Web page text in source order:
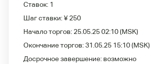
Ставок: 1
Шаг ставки:¥ 250
Начало торгов: 25.05.25 02:10(MSK)
Окончание торгов:31.05.25 15:10(MSK)
Досрочное завершение: возможно